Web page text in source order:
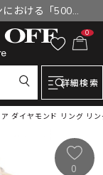
おける「500円
ついて
0
詳細検索
ア ダイヤモンド リング リ
0